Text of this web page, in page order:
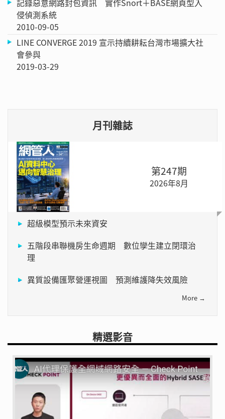
侵偵測系統
2010-09-05
LINE CONVERGE 2019 宣示持續耕耘台灣市場擴大社
會參與
2019-03-29
月刊雜誌
第247期
2026年8月
超級模型預示未來資安
五階段串聯機房生命週期 數位孿生建立閉環治
理
異質設備匯聚營運視圖 預測維護降失效風險
More →
精選影音